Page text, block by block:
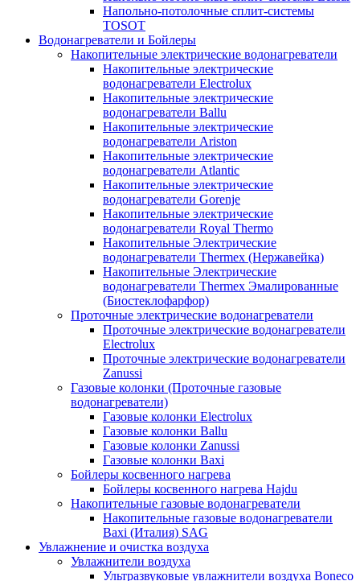
Напольно-потолочные сплит-системы
TOSOT
Водонагреватели и Бойлеры
Накопительные электрические водонагреватели
Накопительные электрические
водонагреватели Electrolux
Накопительные электрические
водонагреватели Ballu
Накопительные электрические
водонагреватели Ariston
Накопительные электрические
водонагреватели Atlantic
Накопительные электрические
водонагреватели Gorenje
Накопительные электрические
водонагреватели Royal Thermo
Накопительные Электрические
водонагреватели Thermex (Нержавейка)
Накопительные Электрические
водонагреватели Thermex Эмалированные
(Биостеклофарфор)
Проточные электрические водонагреватели
Проточные электрические водонагреватели
Electrolux
Проточные электрические водонагреватели
Zanussi
Газовые колонки (Проточные газовые
водонагреватели)
Газовые колонки Electrolux
Газовые колонки Ballu
Газовые колонки Zanussi
Газовые колонки Baxi
Бойлеры косвенного нагрева
Бойлеры косвенного нагрева Hajdu
Накопительные газовые водонагреватели
Накопительные газовые водонагреватели
Baxi (Италия) SAG
Увлажнение и очистка воздуха
Увлажнители воздуха
Ультразвуковые увлажнители воздуха Boneco